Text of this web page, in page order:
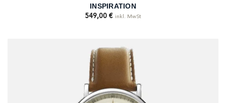
INSPIRATION
549,00 € inkl. MwSt